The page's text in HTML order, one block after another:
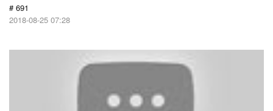
# 691
2018-08-25 07:28